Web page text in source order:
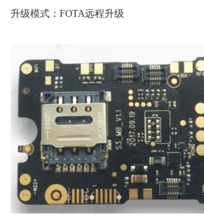
升级模式：FOTA远程升级